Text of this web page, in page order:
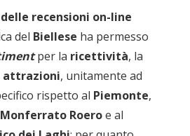
recensioni on-line
del Biellese ha permesso
per la ricettività, la
attrazioni, unitamente ad
rispetto al Piemonte,
Roeroe al